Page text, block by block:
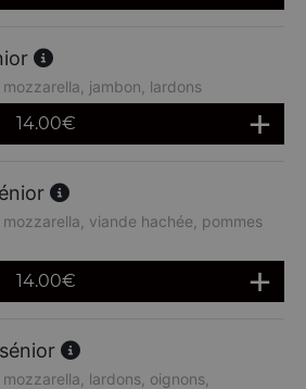
jambon, lardons
14.00€
viande hachée, pommes
14.00€
lardons, oignons,